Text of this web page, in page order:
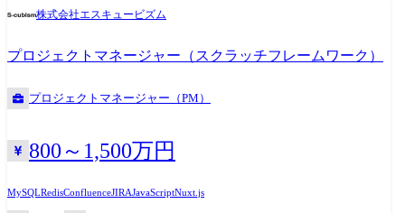
株式会社エスキュービズム
プロジェクトマネージャー（スクラッチフレームワーク）
プロジェクトマネージャー（PM）
800～1,500万円
MySQLRedisConfluenceJIRAJavaScriptNuxt.js